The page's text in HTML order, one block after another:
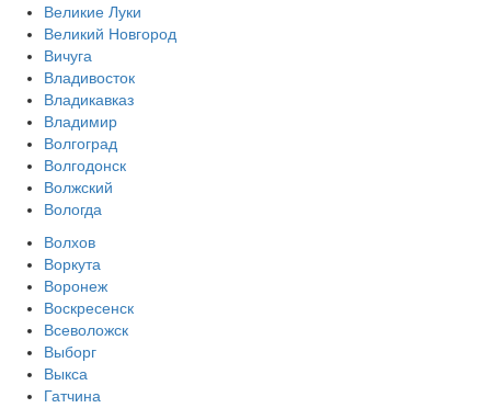
Великие Луки
Великий Новгород
Вичуга
Владивосток
Владикавказ
Владимир
Волгоград
Волгодонск
Волжский
Вологда
Волхов
Воркута
Воронеж
Воскресенск
Всеволожск
Выборг
Выкса
Гатчина